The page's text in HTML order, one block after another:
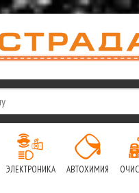
ЭЛЕКТРОНИКА АВТОХИМИЯ